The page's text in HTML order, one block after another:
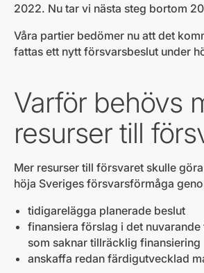
2022. Nu tar vi nästa steg bortom
Våra partier bedömer nu att det
fattas ett nytt försvarsbeslut under
Varför behövs
resurser till
Mer resurser till försvaret skulle
höja Sveriges försvarsförmåga
tidigarelägga planerade beslut
finansiera förslag i det
som saknar tillräcklig finansiering
anskaffa redan färdigutvecklad